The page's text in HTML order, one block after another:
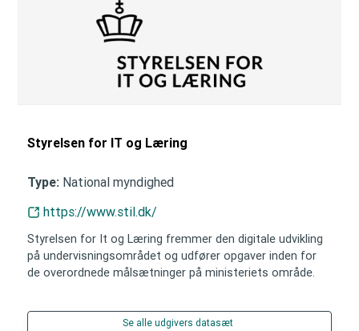
Styrelsen for IT og Læring
Type: National myndighed
https://www.stil.dk/
Styrelsen for It og Læring fremmer den digitale udvikling
på undervisningsområdet og udfører opgaver inden for
de overordnede målsætninger på ministeriets område.
Se alle udgivers datasæt